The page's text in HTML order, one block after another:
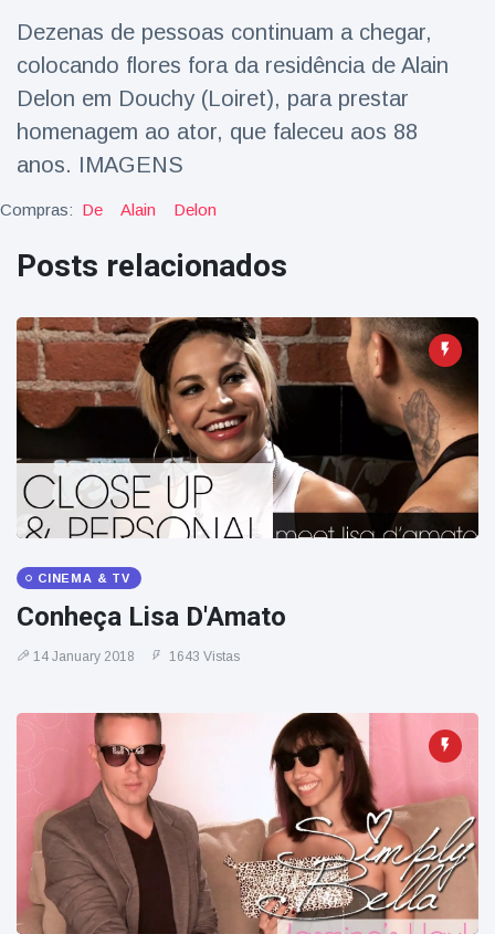
Notícias mais recentes
A 'fuga' de
algemas do
plateia rir
16 July
Conservacionistas
nascimento do
primeiro tapir de
baixas terras no
zoológico do
Reino Unido em 14
anos
16 July 195 Vistas
Homem da Flórida
preso após lançar
fogos de artifício
de um carro em
movimento
16 July 173 Vistas
Dezenas de pessoas continuam a chegar,
colocando flores fora da residência de Alain
Delon em Douchy (Loiret), para prestar
homenagem ao ator, que faleceu aos 88
anos. IMAGENS
Compras: De Alain Delon
Posts relacionados
CINEMA & TV
Conheça Lisa D'Amato
14 January 2018 1643 Vistas